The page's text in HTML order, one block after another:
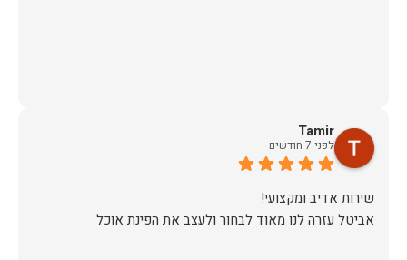
Tamir
לפני 7 חודשים
אביטל עזרה לנו מאוד לבחור ולעצב את הפינת אוכל